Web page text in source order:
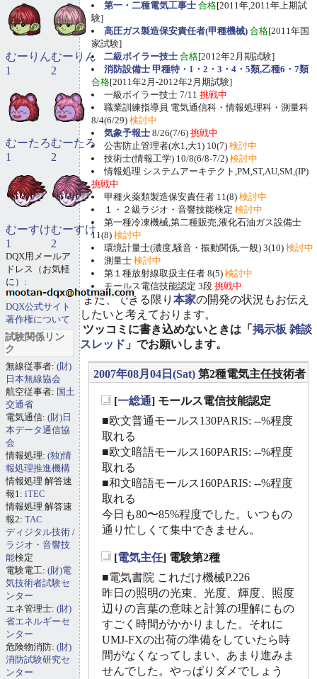
第一・二種電気工事士 合格[2011年,2011年上期試
験]
高圧ガス製造保安責任者(甲種機械) 合格[2011年国
家試験]
二級ボイラー技士 合格[2012年2月期試験]
消防設備士 甲種特・1・2・3・4・5類,乙種6・7類
合格[2011年2月-2012年2月期試験]
一級ボイラー技士 7/11 挑戦中
職業訓練指導員 電気通信科・情報処理科・測量科
8/4(6/29) 検討中
気象予報士 8/26(7/6) 挑戦中
公害防止管理者(水1,大1) 10(7) 検討中
技術士(情報工学) 10/8(6/8-7/2) 検討中
情報処理 システムアーキテクト,PM,ST,AU,SM,(IP)
挑戦中
甲種火薬類製造保安責任者 11(8) 検討中
１・２級ラジオ・音響技能検定 検討中
第一種冷凍機械,第二種販売,液化石油ガス設備士
11(8) 検討中
環境計量士(濃度,騒音・振動関係,一般) 3(10) 検討中
測量士 検討中
第１種放射線取扱主任者 8(5) 検討中
モールス電信技能認定 3段 挑戦中
また、できる限り 本家の開発の状況もお伝え
したいと考えております。
ツッコミに書き込めないときは「 掲示板 雑談
スレッド 」でお願いします。
2007年08月04日(Sat) 第2種電気主任技術者
[一総通] モールス電信技能認定
■欧文普通モールス130PARIS: --%程度
取れる
■欧文暗語モールス160PARIS: --%程度
取れる
■和文暗語モールス160PARIS: --%程度
取れる
今日も80〜85%程度でした。いつもの
通り忙しくて集中できません。
[電気主任] 電験第2種
■電気書院 これだけ機械P.226
昨日の照明の光束、光度、輝度、照度
辺りの言葉の意味と計算の理解にもの
すごく時間がかかりました。それに
UMJ-FXの出荷の準備をしていたら時
間がなくなってしまい、あまり進みま
せんでした。やっぱりダメでしょう
むーりん
1
むーりん
2
むーたろ
1
むーたろ
2
むーすけ
1
むーすけ
2
DQX用メールア
ドレス（お気軽
に）:
DQX公式サイト
著作権について
試験関係リン
ク
無線従事者: (財)
日本無線協会
航空従事者: 国土
交通省
電気通信: (財)日
本データ通信協
会
情報処理: (独)情
報処理推進機構
情報処理 解答速
報1: iTEC
情報処理 解答速
報2: TAC
ディジタル技術 /
ラジオ・音響技
能検定
電験電工: (財)電
気技術者試験セ
ンター
エネ管理士: (財)
省エネルギーセ
ンター
危険物消防: (財)
消防試験研究セ
ンター